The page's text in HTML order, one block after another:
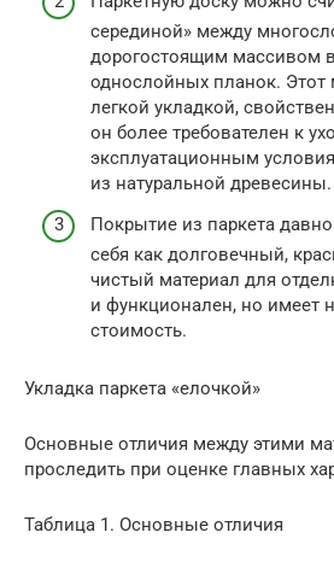
серединой» между
дорогостоящим массивом
однослойных планок. Этот
легкой укладкой,
он более требователен к
эксплуатационным
из натуральной древесины.
Покрытие из паркета
себя как долговечный,
чистый материал для
и функционален, но имеет
стоимость.
Укладка паркета «елочкой»
Основные отличия между этими
проследить при оценке главных
Таблица 1. Основные отличия